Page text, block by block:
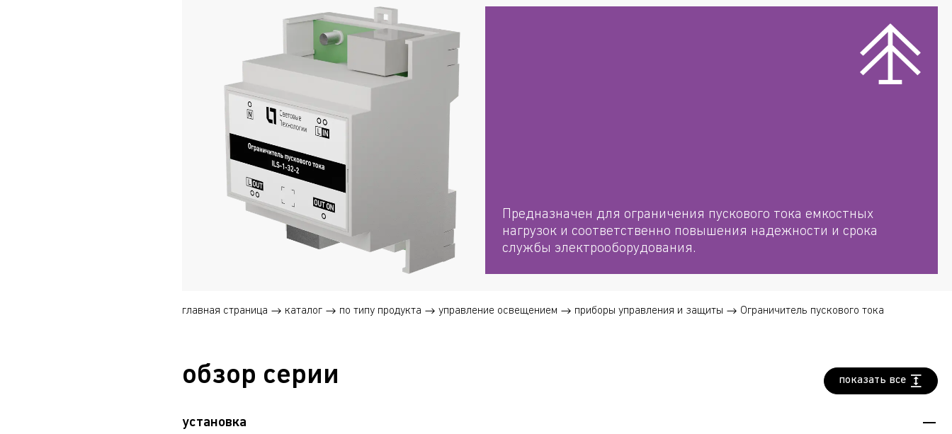
Предназначен для ограничения пускового тока емкостных
нагрузок и соответственно повышения надежности и срока
службы электрооборудования.
главная страница каталог по типу продукта управление освещением приборы управления и защиты Ограничитель пускового тока
обзор серии показать все
установка